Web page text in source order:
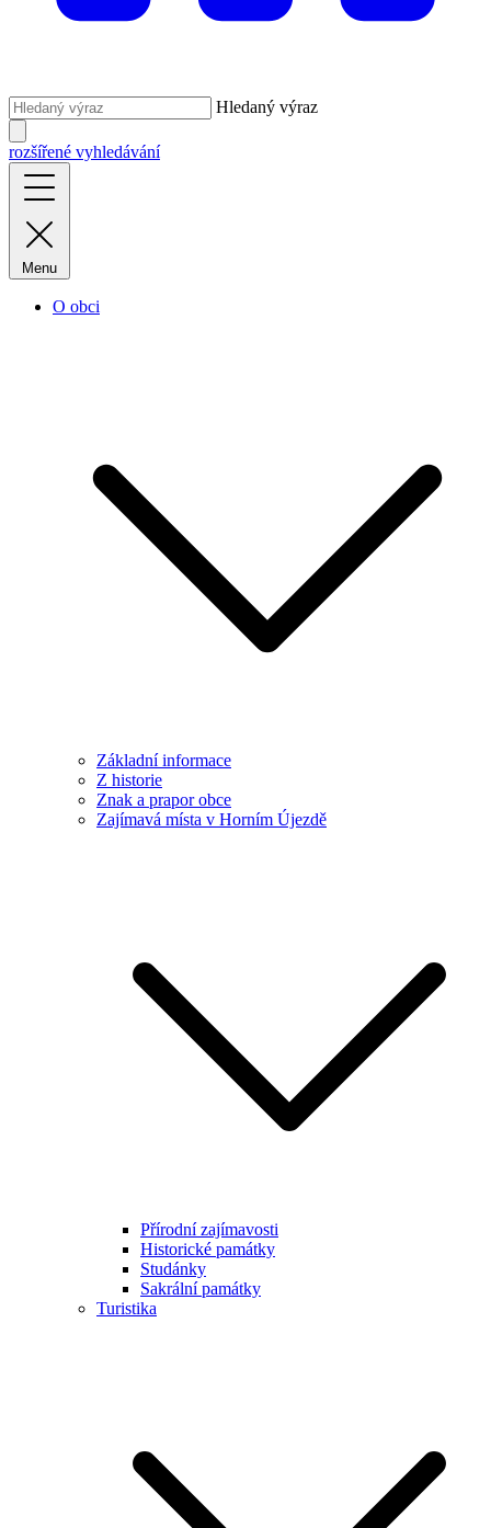
Hledaný výraz
rozšířené vyhledávání
Menu
O obci
Základní informace
Z historie
Znak a prapor obce
Zajímavá místa v Horním Újezdě
Přírodní zajímavosti
Historické památky
Studánky
Sakrální památky
Turistika